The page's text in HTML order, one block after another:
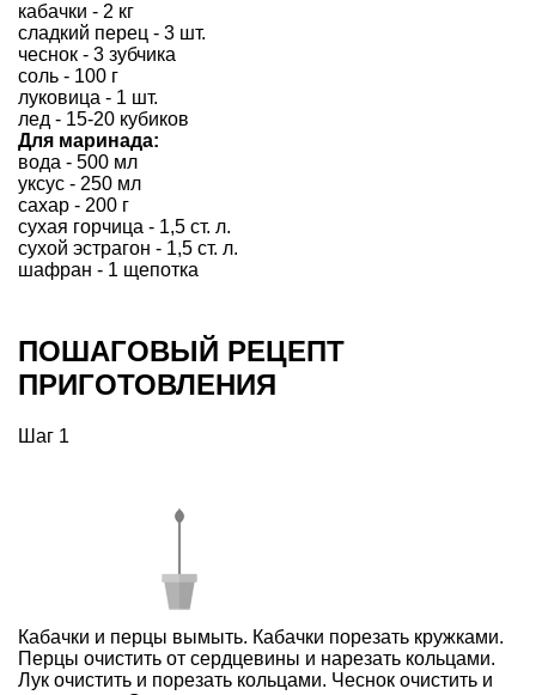
кабачки - 2 кг
сладкий перец - 3 шт.
чеснок - 3 зубчика
соль - 100 г
луковица - 1 шт.
лед - 15-20 кубиков
Для маринада:
вода - 500 мл
уксус - 250 мл
сахар - 200 г
сухая горчица - 1,5 ст. л.
сухой эстрагон - 1,5 ст. л.
шафран - 1 щепотка
ПОШАГОВЫЙ РЕЦЕПТ
ПРИГОТОВЛЕНИЯ
Шаг 1
Кабачки и перцы вымыть. Кабачки порезать кружками.
Перцы очистить от сердцевины и нарезать кольцами.
Лук очистить и порезать кольцами. Чеснок очистить и